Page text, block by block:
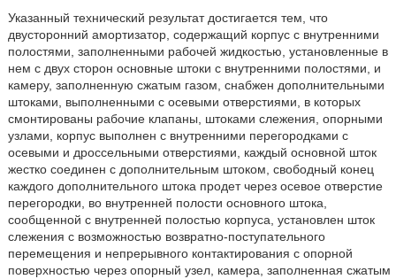
Указанный технический результат достигается тем, что
двусторонний амортизатор, содержащий корпус с внутренними
полостями, заполненными рабочей жидкостью, установленные в
нем с двух сторон основные штоки с внутренними полостями, и
камеру, заполненную сжатым газом, снабжен дополнительными
штоками, выполненными с осевыми отверстиями, в которых
смонтированы рабочие клапаны, штоками слежения, опорными
узлами, корпус выполнен с внутренними перегородками с
осевыми и дроссельными отверстиями, каждый основной шток
жестко соединен с дополнительным штоком, свободный конец
каждого дополнительного штока продет через осевое отверстие
перегородки, во внутренней полости основного штока,
сообщенной с внутренней полостью корпуса, установлен шток
слежения с возможностью возвратно-поступательного
перемещения и непрерывного контактирования с опорной
поверхностью через опорный узел, камера, заполненная сжатым